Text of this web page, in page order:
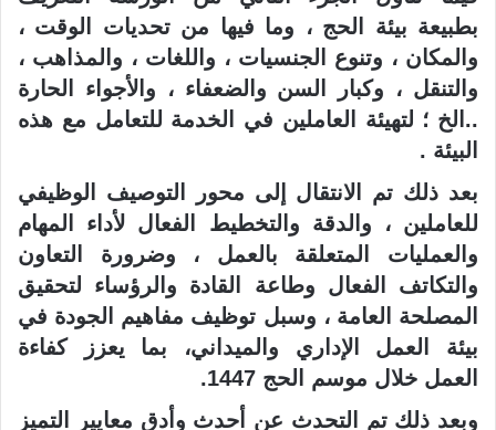
بطبيعة بيئة الحج ، وما فيها من تحديات الوقت ،
والمكان ، وتنوع الجنسيات ، واللغات ، والمذاهب ،
والتنقل ، وكبار السن والضعفاء ، والأجواء الحارة
..الخ ؛ لتهيئة العاملين في الخدمة للتعامل مع هذه
البيئة .
بعد ذلك تم الانتقال إلى محور التوصيف الوظيفي
للعاملين ، والدقة والتخطيط الفعال لأداء المهام
والعمليات المتعلقة بالعمل ، وضرورة التعاون
والتكاتف الفعال وطاعة القادة والرؤساء لتحقيق
المصلحة العامة ، وسبل توظيف مفاهيم الجودة في
بيئة العمل الإداري والميداني، بما يعزز كفاءة
العمل خلال موسم الحج 1447.
وبعد ذلك تم التحدث عن أحدث وأدق معايير التميز